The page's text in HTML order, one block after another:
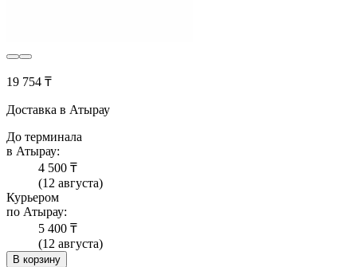
19 754 ₸
Доставка в Атырау
До терминала
в Атырау:
4 500 ₸
(12 августа)
Курьером
по Атырау:
5 400 ₸
(12 августа)
В корзину